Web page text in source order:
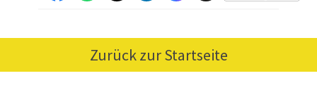
Zurück zur Startseite